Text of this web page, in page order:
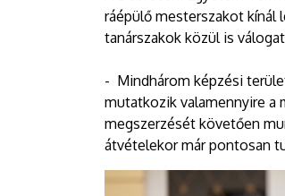
DEBRECENIráépülő mesterszakot
tanárszakok közül is
- Mindhárom képzési
mutatkozik valamennyire a
megszerzését követően
átvételekor már pontosan